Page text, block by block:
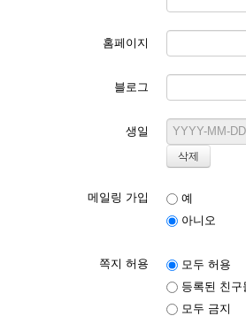
홈페이지
블로그
생일
메일링 가입
예
아니오
쪽지 허용
모두 허용
등록된 친구
모두 금지